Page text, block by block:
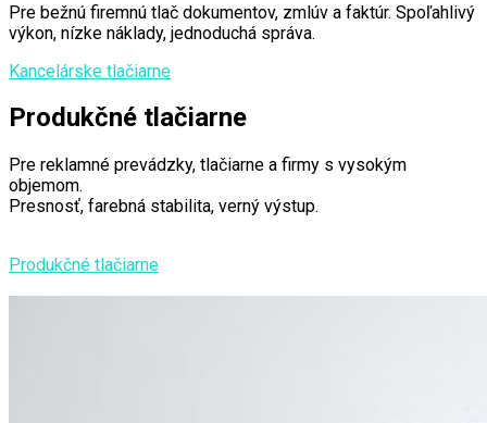
Pre bežnú firemnú tlač dokumentov, zmlúv a faktúr. Spoľahlivý
výkon, nízke náklady, jednoduchá správa.
Kancelárske tlačiarne
Produkčné tlačiarne
Pre reklamné prevádzky, tlačiarne a firmy s vysokým
objemom.
Presnosť, farebná stabilita, verný výstup.
Produkčné tlačiarne